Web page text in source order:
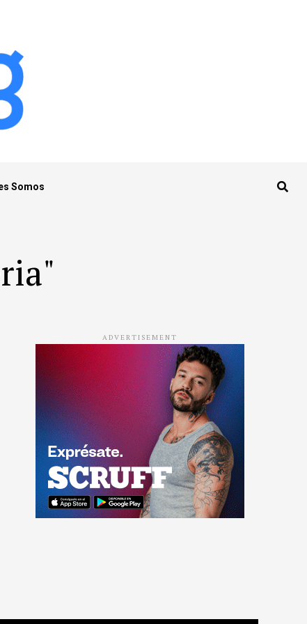
Somos
ADVERTISEMENT